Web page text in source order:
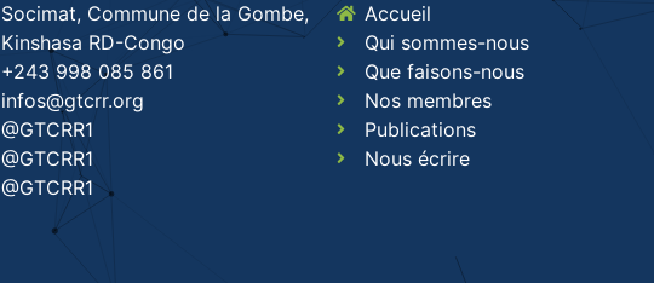
Socimat, Commune de la Gombe,
Kinshasa RD-Congo
+243 998 085 861
infos@gtcrr.org
@GTCRR1
@GTCRR1
@GTCRR1
Accueil
Qui sommes-nous
Que faisons-nous
Nos membres
Publications
Nous écrire